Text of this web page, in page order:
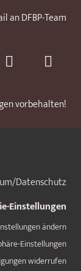
an DFBP-Team
vorbehalten!
Datenschutz
Einstellungen
ändern
Einstellungen
widerrufen